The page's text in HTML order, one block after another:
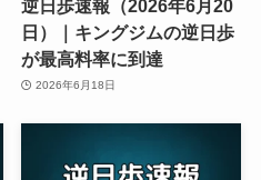
逆日歩速報（2026年6月20
日）｜キングジムの逆日歩
が最高料率に到達
2026年6月18日